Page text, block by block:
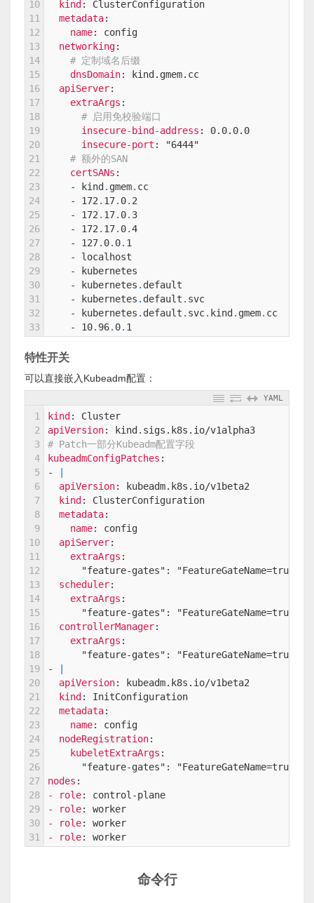
10
11
12
13
14
15
16
17
18
19
20
21
22
23
24
25
26
27
28
29
30
31
32
33
kind : ClusterConfiguration
metadata:
name: config
networking:
# 定制域名后缀
dnsDomain: kind.gmem.cc
apiServer:
extraArgs :
# 启用免校验端口
insecure-bind-address : 0.0.0.0
insecure-port : "6444"
# 额外的SAN
certSANs :
-
kind . gmem. cc
-
172 . 17. 0. 2
-
172 . 17. 0. 3
-
172 . 17. 0.4
-
127. 0. 0. 1
-
localhost
-
kubernetes
-
kubernetes . default
-
kubernetes . default . svc
-
kubernetes . default . svc. kind . gmem. cc
-
10. 96. 0. 1
特性开关
可以直接嵌入Kubeadm配置：
YAML
1
2
3
4
5
6
7
8
9
10
11
12
13
14
15
16
17
18
19
20
21
22
23
24
25
26
27
28
29
30
31
kind : Cluster
apiVersion: kind.sigs.k8s.io/v1alpha3
# Patch一部分Kubeadm配置字段
kubeadmConfigPatches :
-
apiVersion: kubeadm.k8s.io/v1beta2
kind : ClusterConfiguration
metadata:
name: config
apiServer:
extraArgs :
"feature-gates" : "FeatureGateName=true"
scheduler:
extraArgs :
"feature-gates" : "FeatureGateName=true"
controllerManager:
extraArgs :
"feature-gates" : "FeatureGateName=true"
-
apiVersion: kubeadm.k8s.io/v1beta2
kind : InitConfiguration
metadata:
name: config
nodeRegistration:
kubeletExtraArgs :
"feature-gates" : "FeatureGateName=true"
nodes :
- role: control-plane
- role: worker
- role: worker
- role: worker
命令行